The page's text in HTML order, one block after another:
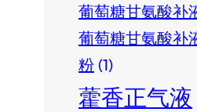
葡萄糖甘氨酸补
葡萄糖甘氨酸补
粉 (1)
藿香正气液